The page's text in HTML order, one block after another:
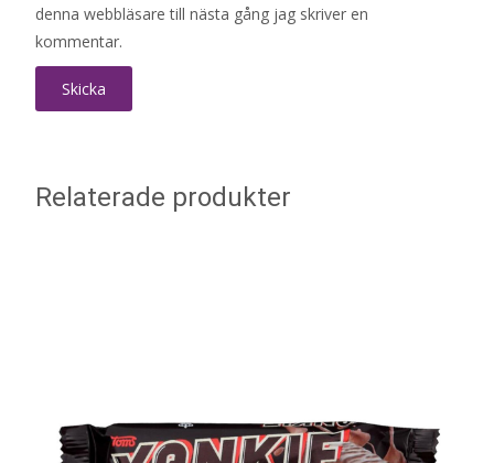
denna webbläsare till nästa gång jag skriver en
kommentar.
Relaterade produkter